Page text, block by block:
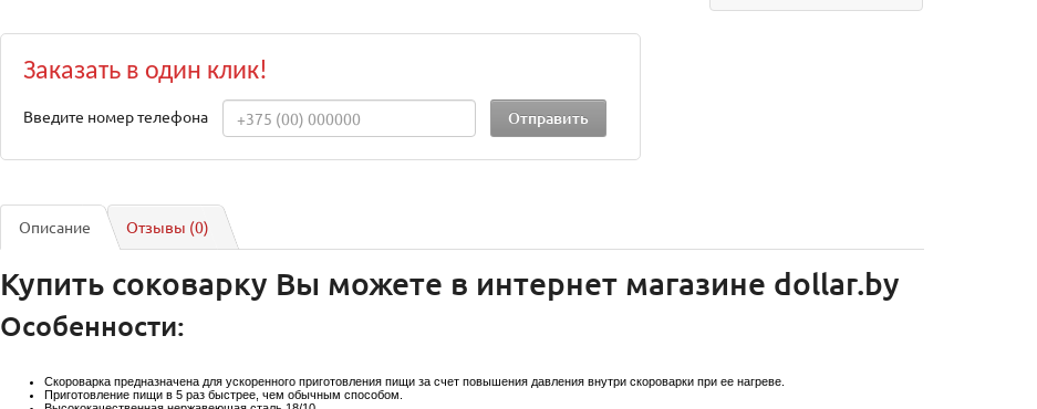
Заказать в один клик!
Введите номер телефона
Описание Отзывы (0)
Купить соковарку Вы можете в интернет магазине dollar.by
Особенности:
Скороварка предназначена для ускоренного приготовления пищи за счет повышения давления внутри скороварки при ее нагреве.
Приготовление пищи в 5 раз быстрее, чем обычным способом.